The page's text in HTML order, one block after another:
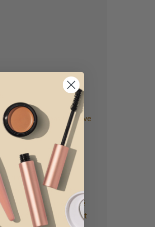
ndryshme, sipas të cilave
rimishërime të
të parashikonin të
së të vdekurve është
i shpeshtë i Halloweenit